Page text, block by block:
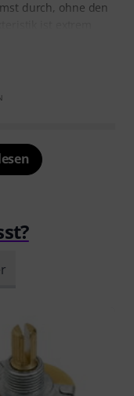
durch, ohne den